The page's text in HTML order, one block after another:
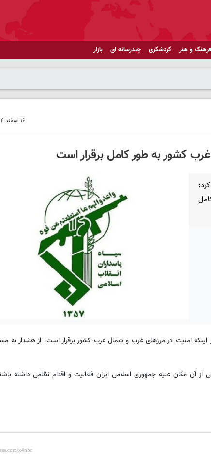
فرهنگ و هنر گردشگری چندرسانه ای بازار
۱۶ اسفند ۱۴۰۴ - ۱۲:۵۸
کشور به طور کامل برقرار است
امنیت در مرزهای غرب و شمال غرب کشور برقرار است، از هشدار به
آن مکان علیه جمهوری اسلامی ایران فعالیت و اقدام نظامی داشته